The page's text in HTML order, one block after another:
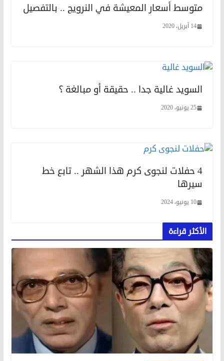
متوسط أسعار المعيشة في النرويج .. بالتفصيل
14 أبريل، 2020
السويد غالية جدا .. حقيقة أو مبالغة ؟
25 يونيو، 2020
4 حفلات لنجوى كرم هذا الشهر .. تابع خط
سيرها
10 يونيو، 2024
الأكثر قراءة